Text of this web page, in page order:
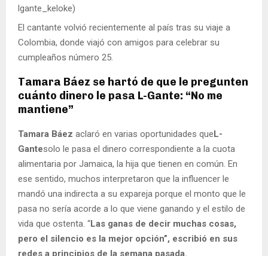
lgante_keloke)
El cantante volvió recientemente al país tras su viaje a
Colombia, donde viajó con amigos para celebrar su
cumpleaños número 25.
Tamara Báez se hartó de que le pregunten
cuánto dinero le pasa L-Gante: “No me
mantiene”
Tamara Báez aclaró en varias oportunidades queL-
Gantesolo le pasa el dinero correspondiente a la cuota
alimentaria por Jamaica, la hija que tienen en común. En
ese sentido, muchos interpretaron que la influencer le
mandó una indirecta a su expareja porque el monto que le
pasa no sería acorde a lo que viene ganando y el estilo de
vida que ostenta. “Las ganas de decir muchas cosas,
pero el silencio es la mejor opción”, escribió en sus
redes a principios de la semana pasada.